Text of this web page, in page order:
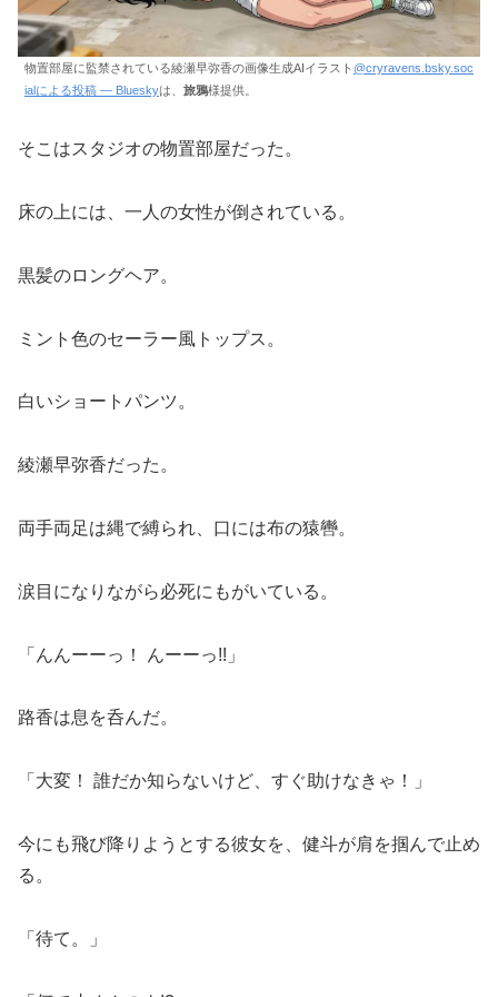
物置部屋に監禁されている綾瀬早弥香の画像生成AIイラスト @cryravens.bsky.soc
ialによる投稿 — Blueskyは、 旅鴉様提供。
そこはスタジオの物置部屋だった。
床の上には、一人の女性が倒されている。
黒髪のロングヘア。
ミント色のセーラー風トップス。
白いショートパンツ。
綾瀬早弥香だった。
両手両足は縄で縛られ、口には布の猿轡。
涙目になりながら必死にもがいている。
「んんーーっ！ んーーっ!!」
路香は息を呑んだ。
「大変！ 誰だか知らないけど、すぐ助けなきゃ！」
今にも飛び降りようとする彼女を、健斗が肩を掴んで止め
る。
「待て。」